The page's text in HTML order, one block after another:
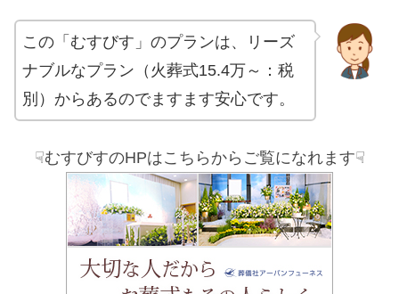
この「むすびす」のプランは、リーズ
ナブルなプラン（火葬式15.4万～：税
別）からあるのでますます安心です。
☟むすびすのHPはこちらからご覧になれます☟